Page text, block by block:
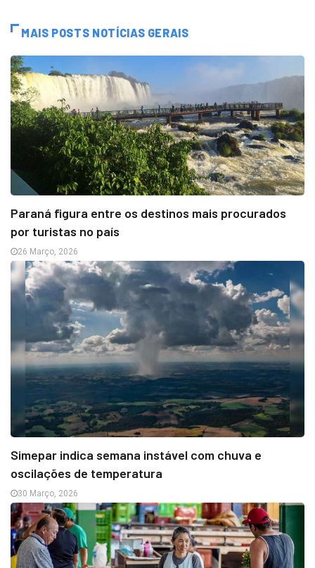
MAIS POSTS NOTÍCIAS GERAIS
Paraná figura entre os destinos mais procurados
por turistas no país
26 Março, 2026
Simepar indica semana instável com chuva e
oscilações de temperatura
30 Março, 2026